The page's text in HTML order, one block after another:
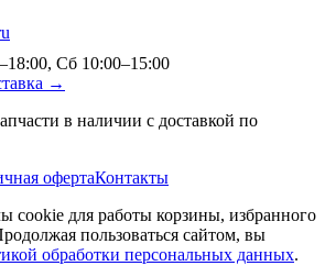
Сб 10:00–15:00
→
в наличии с доставкой по
офертаКонтакты
cookie для работы корзины, избранного
пользоваться сайтом, вы
обработки персональных данных.